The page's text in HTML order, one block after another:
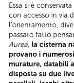
Essa si è
con accesso in via
l'orientamento,
passato fatto
Aurea, la cisterna
provano i
murature, databili
disposta su due